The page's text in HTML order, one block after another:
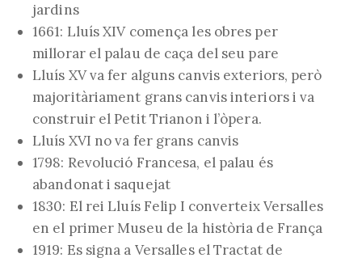
jardins
1661: Lluís XIV comença les obres per
millorar el palau de caça del seu pare
Lluís XV va fer alguns canvis exteriors, però
majoritàriament grans canvis interiors i va
construir el Petit Trianon i l’òpera.
Lluís XVI no va fer grans canvis
1798: Revolució Francesa, el palau és
abandonat i saquejat
1830: El rei Lluís Felip I converteix Versalles
en el primer Museu de la història de França
1919: Es signa a Versalles el Tractat de